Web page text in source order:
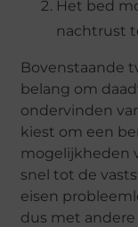
Het bed
nachtrust
Bovenstaande
belang om
ondervinden
kiest om een
mogelijkheden
snel tot de
eisen
dus met